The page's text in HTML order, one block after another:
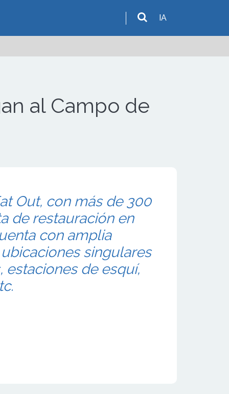
IA
al Campo de
Out, con más de 300
de restauración en
con amplia
singulares
estaciones de esquí,